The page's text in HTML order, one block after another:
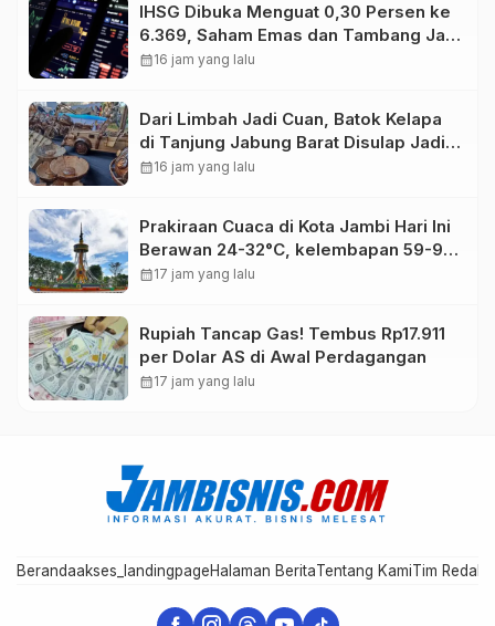
IHSG Dibuka Menguat 0,30 Persen ke
6.369, Saham Emas dan Tambang Jadi
Penggerak
calendar_month16 jam yang lalu
Dari Limbah Jadi Cuan, Batok Kelapa
di Tanjung Jabung Barat Disulap Jadi
Kerajinan Bernilai Tinggi
calendar_month16 jam yang lalu
Prakiraan Cuaca di Kota Jambi Hari Ini
Berawan 24-32°C, kelembapan 59-97
persen.
calendar_month17 jam yang lalu
Rupiah Tancap Gas! Tembus Rp17.911
per Dolar AS di Awal Perdagangan
calendar_month17 jam yang lalu
Berandaakses_landingpageHalaman BeritaTentang KamiTim Redaksi